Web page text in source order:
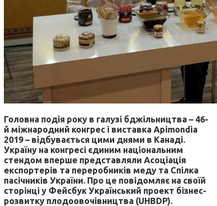
Головна подія року в галузі бджільництва – 46-
й міжнародний конгрес і виставка Apimondia
2019 – відбувається цими днями в Канаді.
Україну на конгресі єдиним національним
стендом вперше представляли Асоціація
експортерів та переробників меду та Спілка
пасічників України. Про це повідомляє на своїй
сторінці у Фейсбук Український проект бізнес-
розвитку плодоовочівництва (UHBDP).